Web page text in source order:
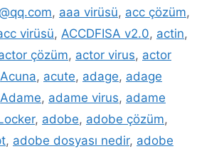
, aaa virüsü, acc çözüm,
virüsü, ACCDFISA v2.0, actin,
çözüm, actor virus, actor
Acuna, acute, adage, adage
Adame, adame virus, adame
, adobe, adobe çözüm,
, adobe dosyası nedir, adobe